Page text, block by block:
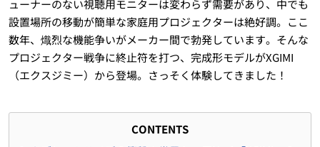
ューナーのない視聴用モニターは変わらず需要があり、中でも
設置場所の移動が簡単な家庭用プロジェクターは絶好調。ここ
数年、熾烈な機能争いがメーカー間で勃発しています。そんな
プロジェクター戦争に終止符を打つ、完成形モデルがXGIMI
（エクスジミー）から登場。さっそく体験してきました！
CONTENTS